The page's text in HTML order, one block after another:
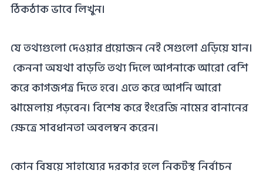
ঠিকঠাক ভাবে লিখুন।
যে তথ্যগুলো দেওয়ার প্রয়োজন নেই সেগুলো এড়িয়ে যান।
কেননা অযথা বাড়তি তথ্য দিলে আপনাকে আরো বেশি
করে কাগজপত্র দিতে হবে। এতে করে আপনি আরো
ঝামেলায় পড়বেন। বিশেষ করে ইংরেজি নামের বানানের
ক্ষেত্রে সাবধানতা অবলম্বন করেন।
কোন বিষয়ে সাহায্যের দরকার হলে নিকটস্থ নির্বাচন